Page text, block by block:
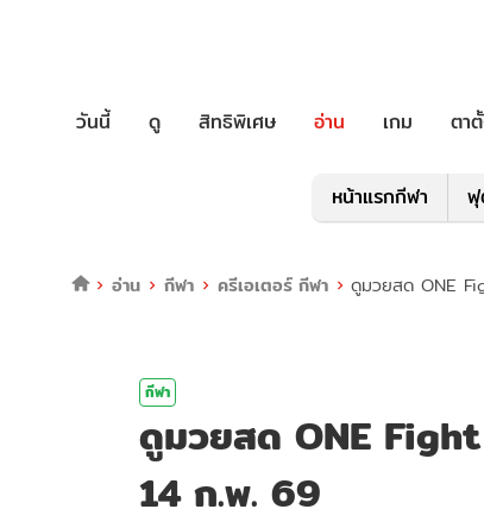
วันนี้ ดู สิทธิพิเศษ อ่าน เกม ตา
หน้าแรกกีฬา ฟุ
อ่าน กีฬา ครีเอเตอร์ กีฬา ดูมวยสด ONE
กีฬา
ดูมวยสด ONE
14 ก.พ. 69